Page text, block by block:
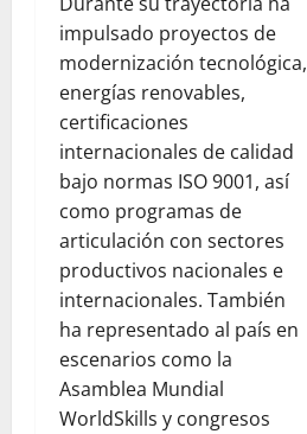
impulsado proyectos de
modernización tecnológica,
energías renovables,
certificaciones
internacionales de calidad
bajo normas ISO 9001, así
como programas de
articulación con sectores
productivos nacionales e
internacionales. También
ha representado al país en
escenarios como la
Asamblea Mundial
WorldSkills y congresos